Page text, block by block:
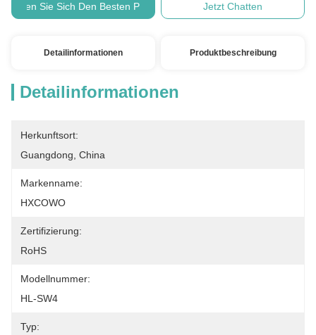
Holen Sie Sich Den Besten Preis Jetzt Chatten
Detailinformationen Produktbeschreibung
Detailinformationen
Herkunftsort:
Guangdong, China
Markenname:
HXCOWO
Zertifizierung:
RoHS
Modellnummer:
HL-SW4
Typ: